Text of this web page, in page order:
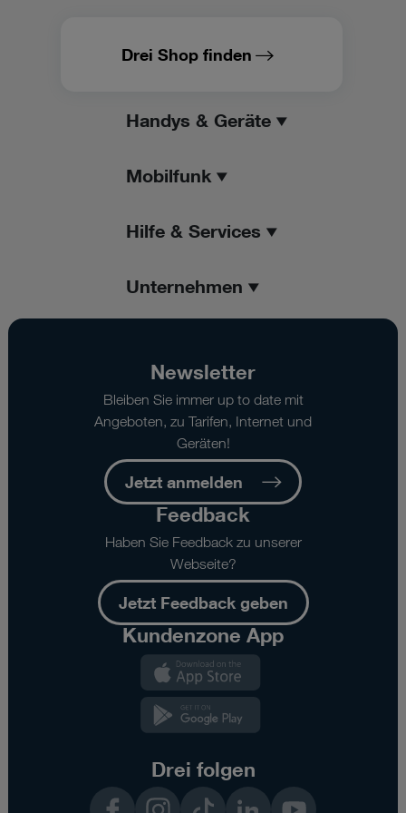
Drei Shop finden
Handys & Geräte
Mobilfunk
Hilfe & Services
Unternehmen
Newsletter
Bleiben Sie immer up to date mit
Angeboten, zu Tarifen, Internet und
Geräten!
Jetzt anmelden
Feedback
Haben Sie Feedback zu unserer
Webseite?
Jetzt Feedback geben
Kundenzone App
Drei folgen
InstagramTikTok LinkedInYouTube